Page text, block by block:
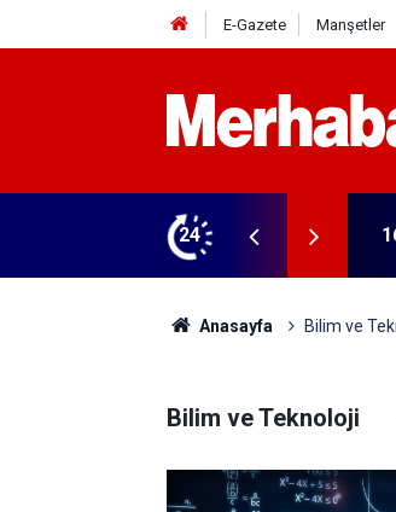
E-Gazete Manşetler
24
313 beygir motoru var
Anasayfa Bilim ve
Bilim ve Teknoloji